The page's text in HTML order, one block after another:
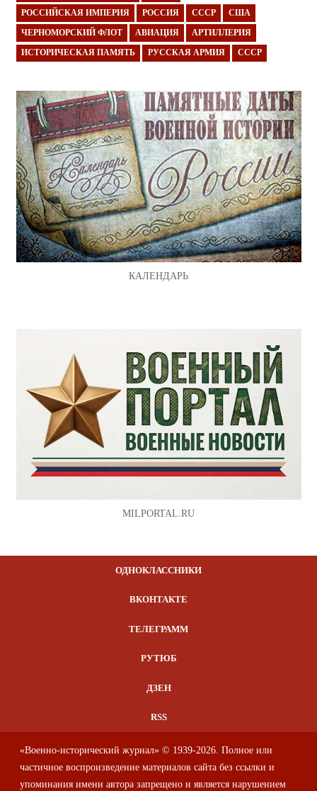
РОССИЙСКАЯ ИМПЕРИЯ РОССИЯ СССР США
ЧЕРНОМОРСКИЙ ФЛОТ АВИАЦИЯ АРТИЛЛЕРИЯ
ИСТОРИЧЕСКАЯ ПАМЯТЬ РУССКАЯ АРМИЯ СССР
КАЛЕНДАРЬ
MILPORTAL.RU
ОДНОКЛАССНИКИ
ВКОНТАКТЕ
ТЕЛЕГРАММ
РУТЮБ
ДЗЕН
RSS
«Военно-исторический журнал» © 1939-2026. Полное или
частичное воспроизведение материалов сайта без ссылки и
упоминания имени автора запрещено и является нарушением